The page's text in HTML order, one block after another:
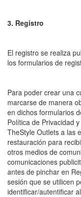
3. Registro
El registro se realiza
los formularios de
Para poder crear una
marcarse de manera
en dichos formularios
Política de Privacidad
TheStyle Outlets a las
restauración para
otros medios de
comunicaciones
antes de pinchar en
sesión que se utilicen
identificar/autentificar